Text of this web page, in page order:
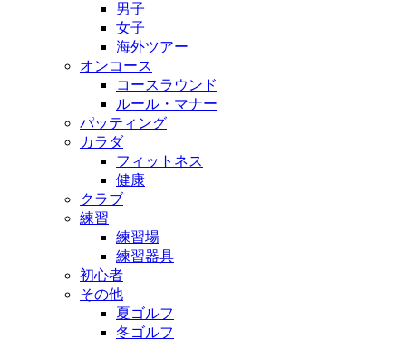
男子
女子
海外ツアー
オンコース
コースラウンド
ルール・マナー
パッティング
カラダ
フィットネス
健康
クラブ
練習
練習場
練習器具
初心者
その他
夏ゴルフ
冬ゴルフ